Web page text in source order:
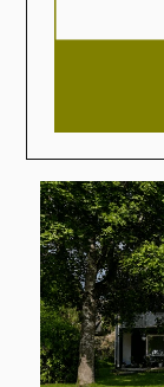
Aktuelle